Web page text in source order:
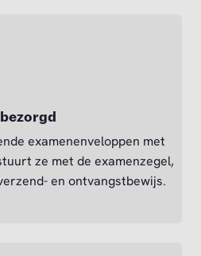
examenenveloppen met
ze met de examenzegel,
en ontvangstbewijs.